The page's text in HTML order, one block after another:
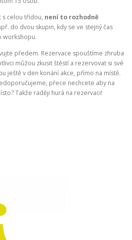
s celou třídou, není to rozhodně
do dvou skupin, kdy se ve stejný čas
workshopu.
předem. Rezervace spouštíme zhruba
můžou zkusit štěstí a rezervovat si své
ještě v den konání akce, přímo na místě.
přece nechcete aby na
Takže raději hurá na rezervaci!